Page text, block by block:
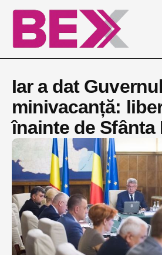
Iar a dat Guvernul
minivacanță:
înainte de Sfânta